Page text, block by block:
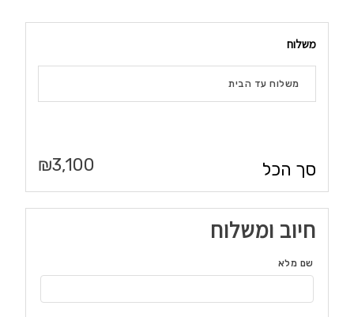
משלוח
משלוח עד הבית
סך הכל 3,100
₪
חיוב ומשלוח
שם מלא